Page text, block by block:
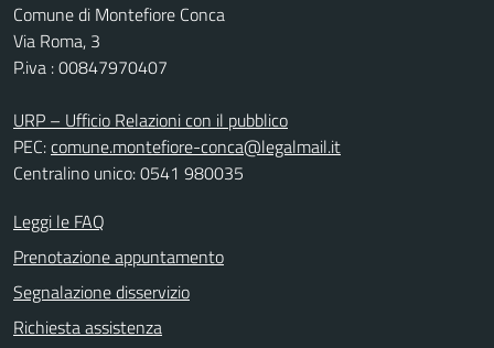
Comune di Montefiore Conca
Via Roma, 3
P.iva : 00847970407
URP – Ufficio Relazioni con il pubblico
PEC:comune.montefiore-conca@legalmail.it
Centralino unico: 0541 980035
Leggi le FAQ
Prenotazione appuntamento
Segnalazione disservizio
Richiesta assistenza